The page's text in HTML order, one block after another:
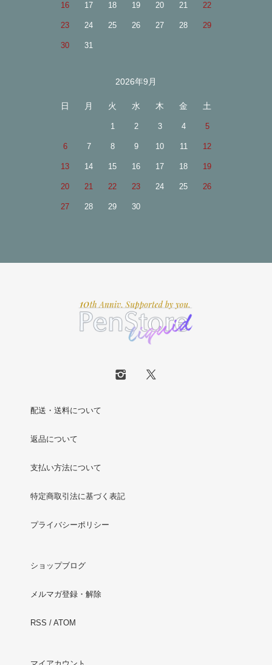
16 17 18 19 20 21 22
23 24 25 26 27 28 29
30 31
2026年9月
日 月 火 水 木 金 土
1 2 3 4 5
6 7 8 9 10 11 12
13 14 15 16 17 18 19
20 21 22 23 24 25 26
27 28 29 30
配送・送料について
返品について
支払い方法について
特定商取引法に基づく表記
プライバシーポリシー
ショップブログ
メルマガ登録・解除
RSS / ATOM